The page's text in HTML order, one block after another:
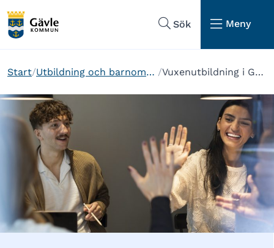
Sök
Meny
Start Utbildning och barnomsorg Vuxenutbildning i Gävle